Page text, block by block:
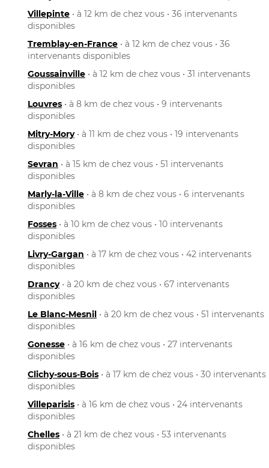
Villepinte • à 12 km de chez vous • 36 intervenants
disponibles
Tremblay-en-France • à 12 km de chez vous • 36
intervenants disponibles
Goussainville • à 12 km de chez vous • 31 intervenants
disponibles
Louvres • à 8 km de chez vous • 9 intervenants
disponibles
Mitry-Mory• à 11 km de chez vous • 19 intervenants
disponibles
Sevran • à 15 km de chez vous • 51 intervenants
disponibles
Marly-la-Ville • à 8 km de chez vous • 6 intervenants
disponibles
Fosses • à 10 km de chez vous • 10 intervenants
disponibles
Livry-Gargan • à 17 km de chez vous • 42 intervenants
disponibles
Drancy• à 20 km de chez vous • 67 intervenants
disponibles
Le Blanc-Mesnil • à 20 km de chez vous • 51 intervenants
disponibles
Gonesse • à 16 km de chez vous • 27 intervenants
disponibles
Clichy-sous-Bois • à 17 km de chez vous • 30 intervenants
disponibles
Villeparisis • à 16 km de chez vous • 24 intervenants
disponibles
Chelles • à 21 km de chez vous • 53 intervenants
disponibles